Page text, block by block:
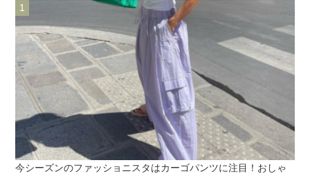
今シーズンのファッショニスタはカーゴパンツに注目！おしゃ